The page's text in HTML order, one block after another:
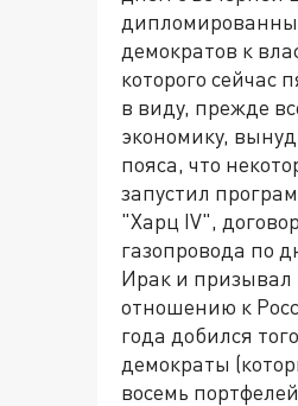
демократов к
которого сейчас
в виду, прежде
экономику,
пояса, что
запустил
"Харц IV",
газопровода по
Ирак и призывал
отношению к
года добился
демократы
восемь